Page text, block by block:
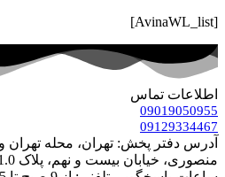
[AvinaWL_list]
اطلاعات تماس
09019050955
09129334467
آدرس دفتر پخش: تهران، محله تهران
منصوری، خیابان بیست و نهم، پلاک 11.0 - طبقه 1 ، واحد 1